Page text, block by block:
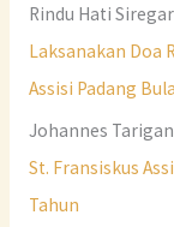
Rindu Hati Siregar
Laksanakan Doa
Assisi Padang
Johannes Tarigan
St. Fransiskus
Tahun